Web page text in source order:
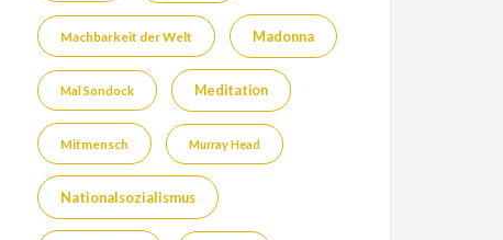
Machbarkeit der Welt Madonna
Mal Sondock Meditation
Mitmensch Murray Head
Nationalsozialismus